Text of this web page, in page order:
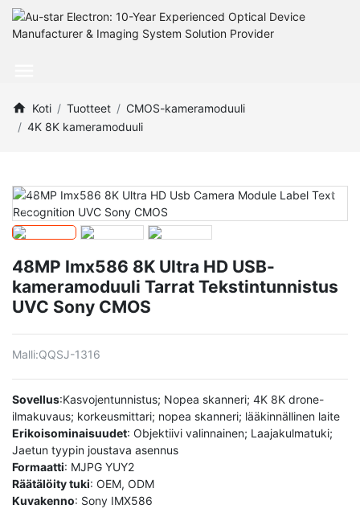
Koti Tuotteet
CMOS-kameramoduuli
4K 8K kameramoduuli
48MP Imx586 8K Ultra HD USB-
kameramoduuli Tarrat Tekstintunnistus
UVC Sony CMOS
Malli:QQSJ-1316
Sovellus:Kasvojentunnistus; Nopea skanneri; 4K 8K drone-
ilmakuvaus; korkeusmittari; nopea skanneri; lääkinnällinen laite
Erikoisominaisuudet: Objektiivi valinnainen; Laajakulmatuki;
Jaetun tyypin joustava asennus
Formaatti: MJPG YUY2
Räätälöity tuki: OEM, ODM
Kuvakenno: Sony IMX586